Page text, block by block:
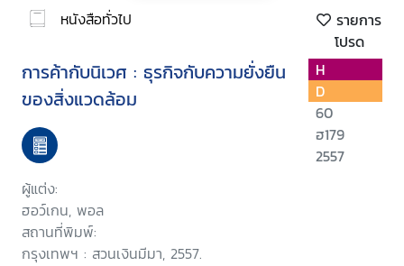
หนังสือทั่วไป
รายการ
โปรด
การค้ากับนิเวศ : ธุรกิจกับความยั่งยืน
ของสิ่งแวดล้อม
ผู้แต่ง:
ฮอว์เกน, พอล
สถานที่พิมพ์:
กรุงเทพฯ : สวนเงินมีมา, 2557.
H
D
60
ฮ179
2557